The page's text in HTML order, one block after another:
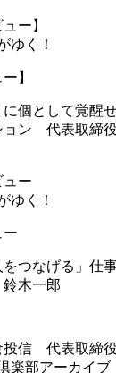
ゆく！
】
に個として覚醒
ョン 代表取締
ゆく！
ー
をつなげる」
木一郎
楽部アーカイブ